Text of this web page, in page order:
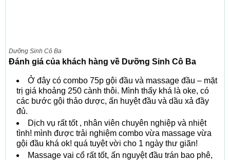
Dưỡng Sinh Cô Ba
Đánh giá của khách hàng về Dưỡng Sinh Cô Ba
Ở đây có combo 75p gội đầu và massage đầu – mặt
trị giá khoảng 250 cành thôi. Mình thấy khá là oke, có
các bước gội thảo dược, ấn huyệt đầu và dầu xả đầy
đủ.
Dịch vụ rất tốt , nhân viên chuyên nghiệp và nhiệt
tình! mình được trải nghiệm combo vừa massage vừa
gội đầu khá ok! quá tuyệt vời cho 1 ngày thư giãn!
Massage vai cổ rất tốt, ấn nguyệt đầu trán bao phê,